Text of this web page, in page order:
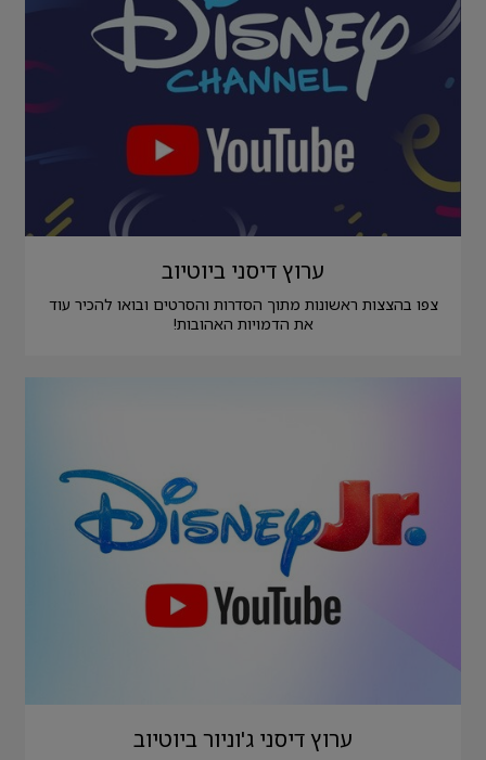
ערוץ דיסני ביוטיוב
צפו בהצצות ראשונות מתוך הסדרות והסרטים ובואו להכיר עוד
את הדמויות האהובות!
ערוץ דיסני ג'וניור ביוטיוב